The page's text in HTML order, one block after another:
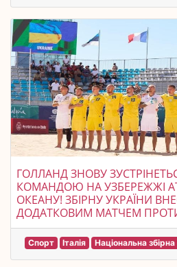
ГОЛЛАНД ЗНОВУ
КОМАНДОЮ НА УЗБЕРЕЖЖІ
ОКЕАНУ! ЗБІРНУ УКРАЇНИ
ДОДАТКОВИМ МАТЧЕМ ПРОТИ
Спорт Італія Національна